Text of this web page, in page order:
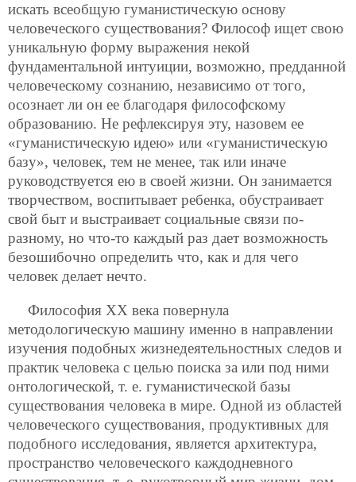
искать всеобщую гуманистическую основу
человеческого существования? Философ ищет свою
уникальную форму выражения некой
фундаментальной интуиции, возможно, предданной
человеческому сознанию, независимо от того,
осознает ли он ее благодаря философскому
образованию. Не рефлексируя эту, назовем ее
«гуманистическую идею» или «гуманистическую
базу», человек, тем не менее, так или иначе
руководствуется ею в своей жизни. Он занимается
творчеством, воспитывает ребенка, обустраивает
свой быт и выстраивает социальные связи по-
разному, но что-то каждый раз дает возможность
безошибочно определить что, как и для чего
человек делает нечто.
Философия ХХ века повернула
методологическую машину именно в направлении
изучения подобных жизнедеятельностных следов и
практик человека с целью поиска за или под ними
онтологической, т. е. гуманистической базы
существования человека в мире. Одной из областей
человеческого существования, продуктивных для
подобного исследования, является архитектура,
пространство человеческого каждодневного